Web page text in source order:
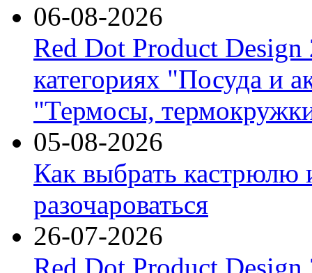
06-08-2026
Red Dot Product Design
категориях "Посуда и
"Термосы,
05-08-2026
Как выбрать кастрюлю
разочароваться
26-07-2026